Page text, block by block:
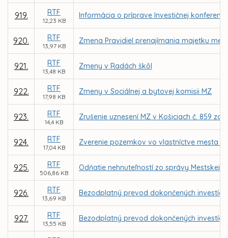
919. RTF
12,23 KB
Informácia o príprave Investičnej
920. RTF
13,97 KB
Zmena Pravidiel prenajímania majetku
921. RTF
13,48 KB
Zmeny v Radách škôl
922. RTF
17,98 KB
Zmeny v Sociálnej a bytovej komisii MZ
923. RTF
14,4 KB
Zrušenie uznesení MZ v Košiciach č. 859 zo
924. RTF
17,04 KB
Zverenie pozemkov vo vlastníctve mesta
925. RTF
506,86 KB
Odňatie nehnuteľností zo správy Mestskej
926. RTF
13,69 KB
Bezodplatný prevod dokončených
927. RTF
13,55 KB
Bezodplatný prevod dokončených